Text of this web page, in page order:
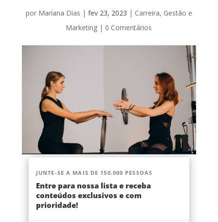
por Mariana Dias | fev 23, 2023 | Carreira, Gestão e
Marketing | 0 Comentários
JUNTE-SE A MAIS DE 150.000 PESSOAS
Entre para nossa lista e receba
conteúdos exclusivos e com
prioridade!